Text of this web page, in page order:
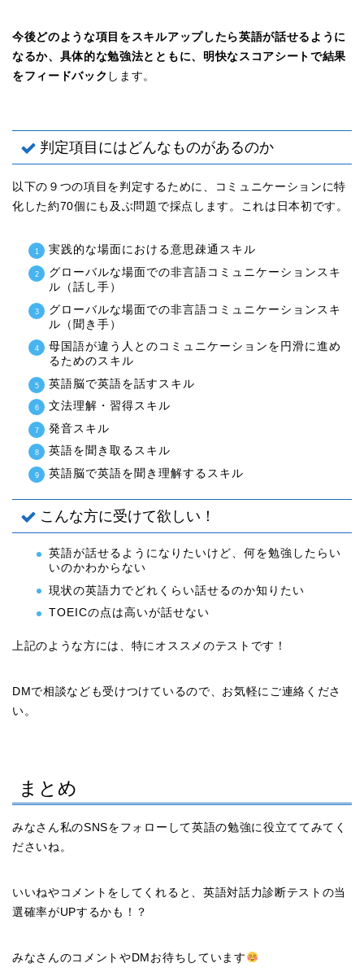
今後どのような項目をスキルアップしたら英語が話せるように
なるか、具体的な勉強法とともに、明快なスコアシートで結果
をフィードバック します。
判定項目にはどんなものがあるのか
以下の９つの項目を判定するために、コミュニケーションに特
化した約70個にも及ぶ問題で採点します。これは日本初です。
実践的な場面における意思疎通スキル
グローバルな場面での非言語コミュニケーションスキ
ル（話し手）
グローバルな場面での非言語コミュニケーションスキ
ル（聞き手）
母国語が違う人とのコミュニケーションを円滑に進め
るためのスキル
英語脳で英語を話すスキル
文法理解・習得スキル
発音スキル
英語を聞き取るスキル
英語脳で英語を聞き理解するスキル
こんな方に受けて欲しい！
英語が話せるようになりたいけど、何を勉強したらい
いのかわからない
現状の英語力でどれくらい話せるのか知りたい
TOEICの点は高いが話せない
上記のような方には、特にオススメのテストです！
DMで相談なども受けつけているので、お気軽にご連絡くださ
い。
まとめ
みなさん私のSNSをフォローして英語の勉強に役立ててみてく
ださいね。
いいねやコメントをしてくれると、英語対話力診断テストの当
選確率がUPするかも！？
みなさんのコメントやDMお待ちしています